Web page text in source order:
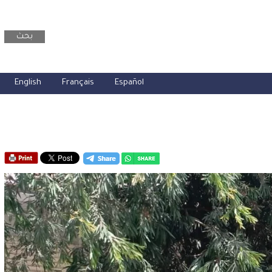
بحث
English Français Español